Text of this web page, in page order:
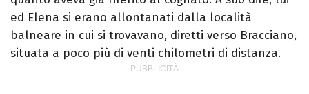
ed Elena si erano allontanati dalla località
balneare in cui si trovavano, diretti verso Bracciano,
situata a poco più di venti chilometri di distanza.